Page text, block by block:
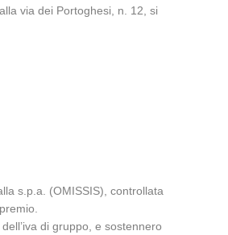
via dei Portoghesi, n. 12, si
s.p.a. (OMISSIS), controllata
di gruppo, e sostennero